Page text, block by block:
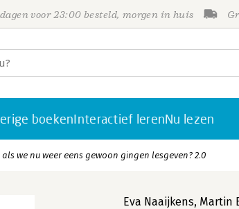
voor 23:00 besteld, morgen in huis
boekenInteractief lerenNu lezen
als we nu weer eens gewoon gingen lesgeven? 2.0
Eva Naaijkens, Martin